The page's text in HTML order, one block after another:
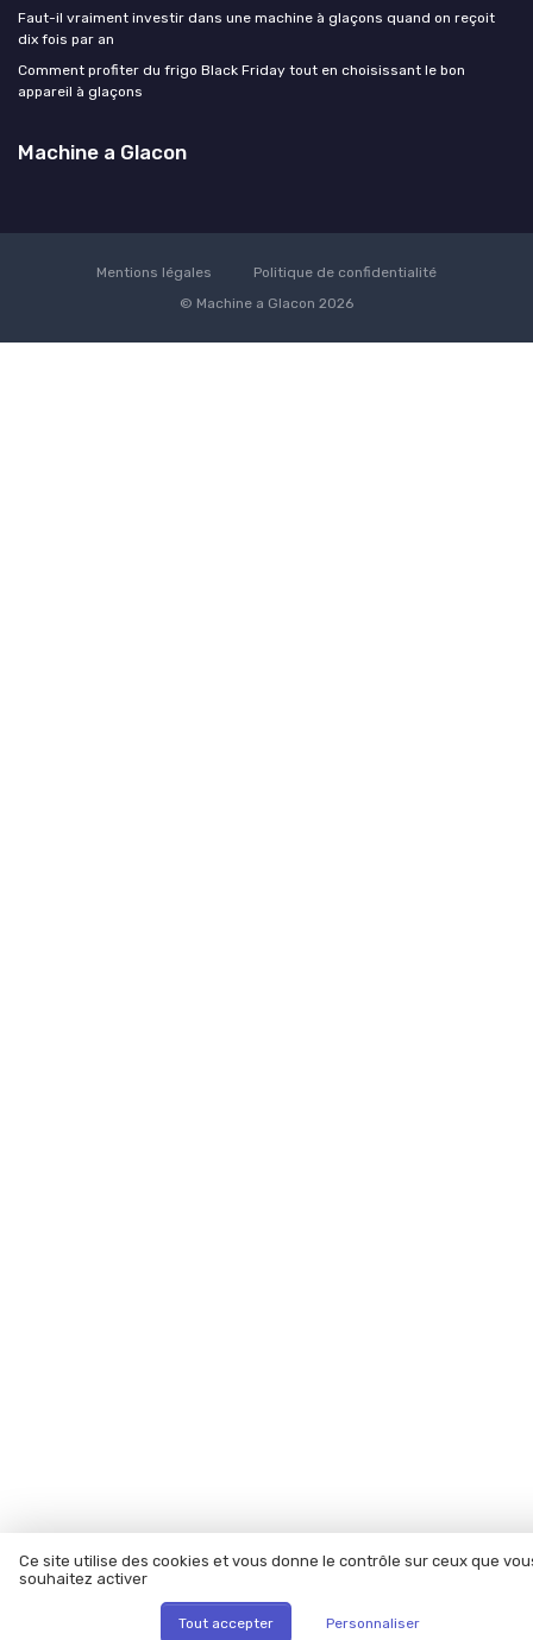
Faut-il vraiment investir dans une machine à glaçons quand on reçoit
dix fois par an
Comment profiter du frigo Black Friday tout en choisissant le bon
appareil à glaçons
Machine a Glacon
Mentions légales
Politique de confidentialité
© Machine a Glacon 2026
Ce site utilise des cookies et vous donne le contrôle sur ceux que
souhaitez activer
Tout accepter Personnaliser